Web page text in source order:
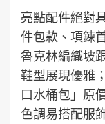
亮點配件絕對
件包款、項鍊
魯克林編織坡
鞋型展現優雅
口水桶包」原
色調易搭配服